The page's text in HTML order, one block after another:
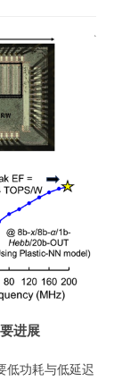
进展
低功耗与低延迟